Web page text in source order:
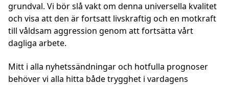
grundval. Vi bör slå vakt om denna universella kvalitet
och visa att den är fortsatt livskraftig och en motkraft
till våldsam aggression genom att fortsätta vårt
dagliga arbete.
Mitt i alla nyhetssändningar och hotfulla prognoser
behöver vi alla hitta både trygghet i vardagens